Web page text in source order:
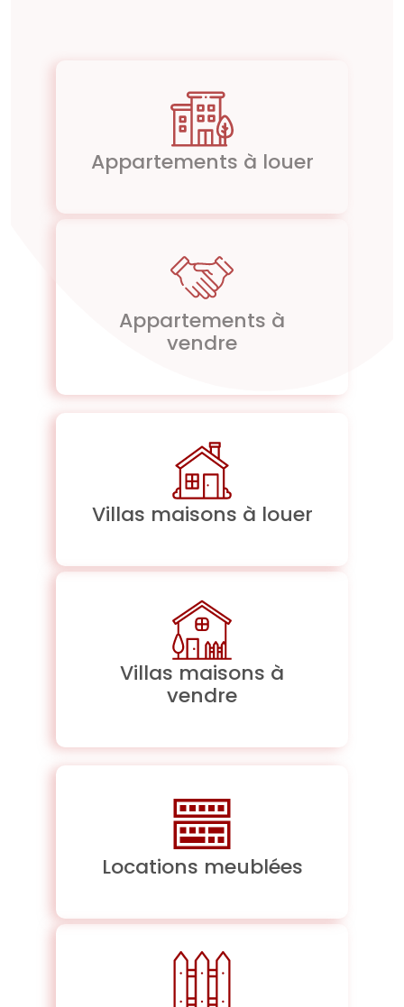
Appartements à louer
Appartements à
vendre
Villas maisons à louer
Villas maisons à
vendre
Locations meublées